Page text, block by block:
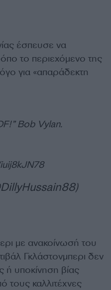
έσπευσε να
το περιεχόμενο της
για «απαράδεκτη
Bob Vylan.
με ανακοίνωσή του
Γκλάστονμπερι δεν
ή υποκίνηση βίας
τους καλλιτέχνες